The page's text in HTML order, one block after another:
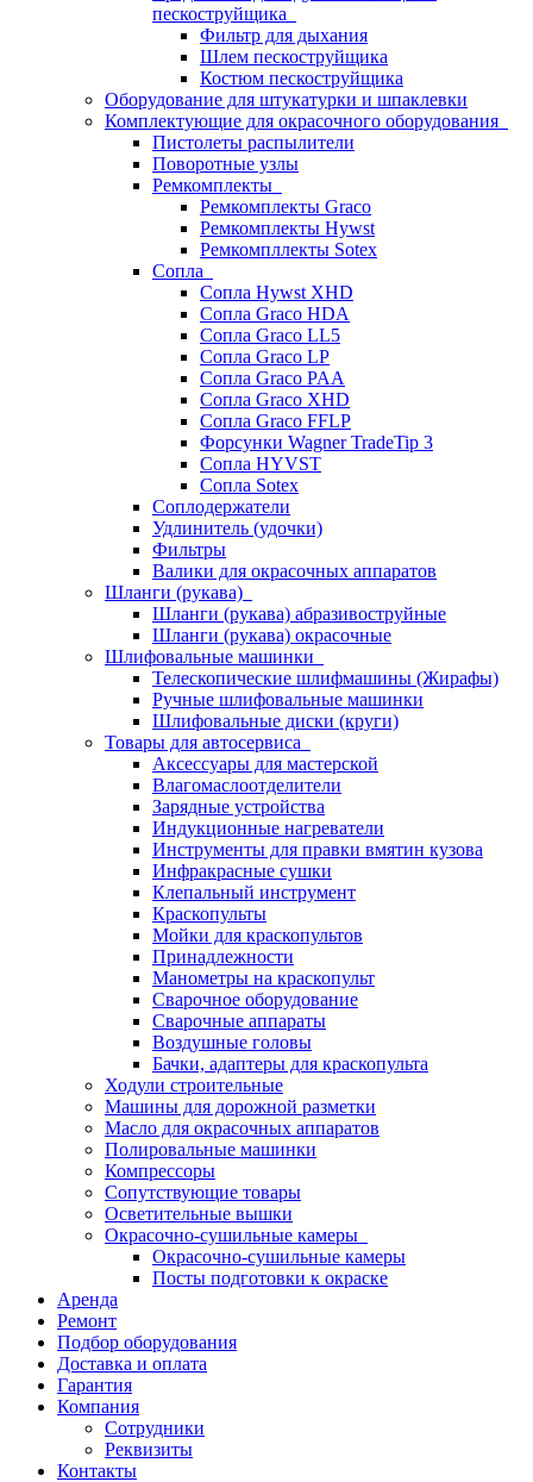
пескоструйщика
Фильтр для дыхания
Шлем пескоструйщика
Костюм пескоструйщика
Оборудование для штукатурки и шпаклевки
Комплектующие для окрасочного оборудования
Пистолеты распылители
Поворотные узлы
Ремкомплекты
Ремкомплекты Graco
Ремкомплекты Hywst
Ремкомпллекты Sotex
Сопла
Сопла Hywst XHD
Сопла Graco HDA
Сопла Graco LL5
Сопла Graco LP
Сопла Graco PAA
Сопла Graco XHD
Сопла Graco FFLP
Форсунки Wagner TradeTip 3
Сопла HYVST
Сопла Sotex
Соплодержатели
Удлинитель (удочки)
Фильтры
Валики для окрасочных аппаратов
Шланги (рукава)
Шланги (рукава) абразивоструйные
Шланги (рукава) окрасочные
Шлифовальные машинки
Телескопические шлифмашины (Жирафы)
Ручные шлифовальные машинки
Шлифовальные диски (круги)
Товары для автосервиса
Аксессуары для мастерской
Влагомаслоотделители
Зарядные устройства
Индукционные нагреватели
Инструменты для правки вмятин кузова
Инфракрасные сушки
Клепальный инструмент
Краскопульты
Мойки для краскопультов
Принадлежности
Манометры на краскопульт
Сварочное оборудование
Сварочные аппараты
Воздушные головы
Бачки, адаптеры для краскопульта
Ходули строительные
Машины для дорожной разметки
Масло для окрасочных аппаратов
Полировальные машинки
Компрессоры
Сопутствующие товары
Осветительные вышки
Окрасочно-сушильные камеры
Окрасочно-сушильные камеры
Посты подготовки к окраске
Аренда
Ремонт
Подбор оборудования
Доставка и оплата
Гарантия
Компания
Сотрудники
Реквизиты
Контакты